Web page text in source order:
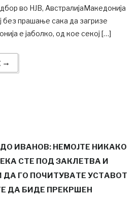
во НЈВ, АвстралијаМакедонија
без прашање сака да загризе
е јаболко, од кое секој […]
→
ИВАНОВ: НЕМОЈТЕ НИКАКО
СТЕ ПОД ЗАКЛЕТВА И
ГО ПОЧИТУВАТЕ УСТАВОТ
ДА БИДЕ ПРЕКРШЕН